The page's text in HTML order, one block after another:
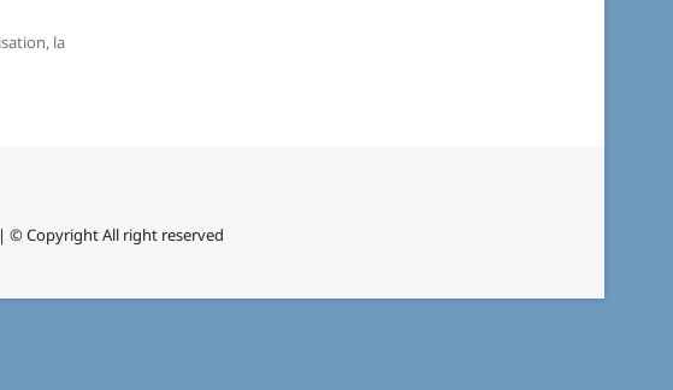
la
| © Copyright All right reserved